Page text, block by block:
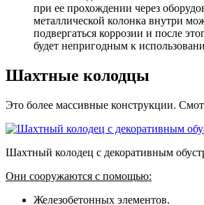
при ее прохождении через
металлической колонка внутри
подвергаться коррозии и после
будет непригодным к
Шахтные колодцы
Это более массивные конструкции.
Шахтный колодец с декоративным
Они сооружаются с помощью:
Железобетонных элементов.